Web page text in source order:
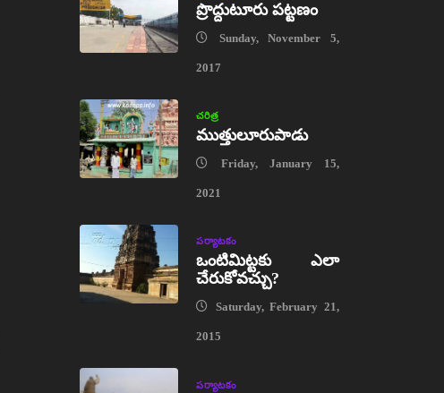
ప్రొద్దుటూరు పట్టణం
Sunday, November 5,
2017
చరిత్ర
ముత్తులూరుపాడు
Friday, January 15,
2021
పర్యాటకం
ఒంటిమిట్టకు ఎలా
చేరుకోవచ్చు?
Saturday, February 21,
2015
పర్యాటకం